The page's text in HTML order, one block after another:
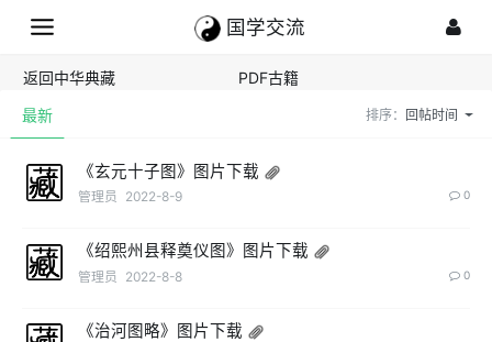
国学交流
返回中华典藏
PDF古籍
最新
排序： 回帖时间
《玄元十子图》图片下载
管理员 2022-8-9 0
《绍熙州县释奠仪图》图片下载
管理员 2022-8-8 0
《治河图略》图片下载